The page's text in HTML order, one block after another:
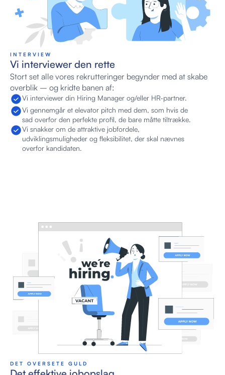
INTERVIEW
Vi interviewer den rette
Stort set alle vores rekrutteringer begynder med at skabe
overblik – og kridte banen af:
Vi interviewer din Hiring Manager og/eller HR-partner.
Vi gennemgår et elevator pitch med dem, som hvis de
sad overfor den perfekte profil, de bare måtte tiltrække.
Vi snakker om de attraktive jobfordele,
udviklingsmuligheder og fleksibilitet, der skal nævnes
overfor kandidaten.
DET OVERSETE GULD